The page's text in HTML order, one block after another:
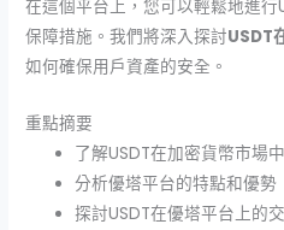
在這個平台上，您可以輕鬆地進
保障措施。我們將深入探討USDT
如何確保用戶資產的安全。
重點摘要
了解USDT在加密貨幣市場
分析優塔平台的特點和優勢
探討USDT在優塔平台上的